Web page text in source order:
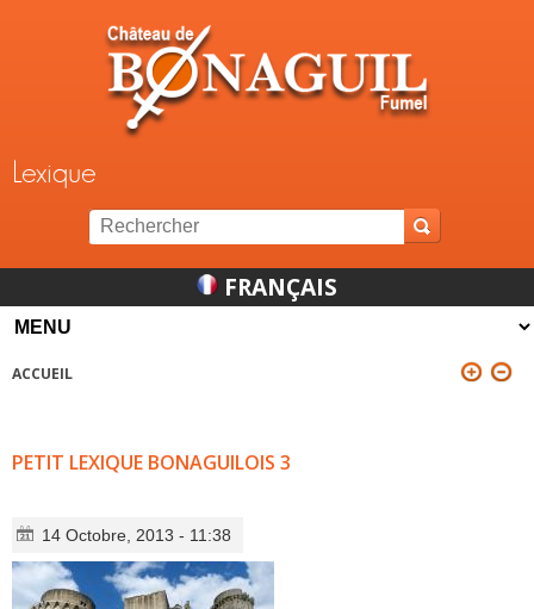
Lexique
FRANÇAIS
ACCUEIL
PETIT LEXIQUE BONAGUILOIS 3
14 Octobre, 2013 - 11:38